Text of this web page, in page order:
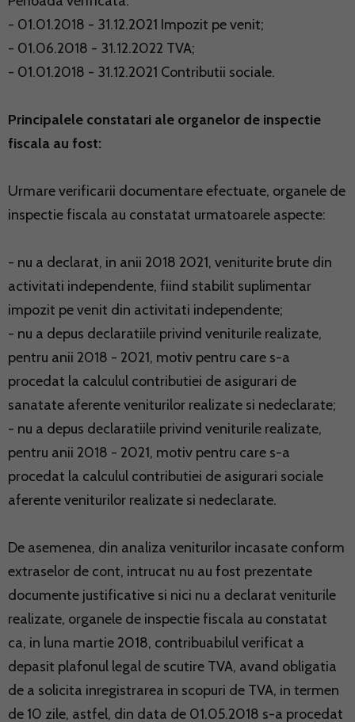
- 01.01.2018 - 31.12.2021 Impozit pe venit;
- 01.06.2018 - 31.12.2022 TVA;
- 01.01.2018 - 31.12.2021 Contributii sociale.
Principalele constatari ale organelor de inspectie
fiscala au fost:
Urmareverificarii documentareefectuate, organele de
inspectie fiscala au constatat urmatoarele aspecte:
- nu a declarat, in anii 2018 2021, veniturite brute din
activitati independente, fiind stabilit suplimentar
impozit pe venit din activitati independente;
- nu a depus declaratiile privind veniturile realizate,
pentru anii 2018 - 2021, motiv pentru care s-a
procedat la calculul contributiei de asigurari de
sanatate aferente veniturilor realizate si nedeclarate;
- nu a depus declaratiile privind veniturile realizate,
pentru anii 2018 - 2021, motiv pentru care s-a
procedat la calculul contributiei de asigurari sociale
aferente veniturilor realizate si nedeclarate.
De asemenea, din analiza veniturilor incasate conform
extraselor de cont, intrucat nu au fost prezentate
documente justificative si nici nu a declarat veniturile
realizate, organele de inspectie fiscala au constatat
ca, in luna martie 2018, contribuabilul verificat a
depasit plafonul legal de scutire TVA, avand obligatia
de a solicita inregistrarea in scopuri de TVA, in termen
de 10 zile, astfel, din data de 01.05.2018 s-a procedat